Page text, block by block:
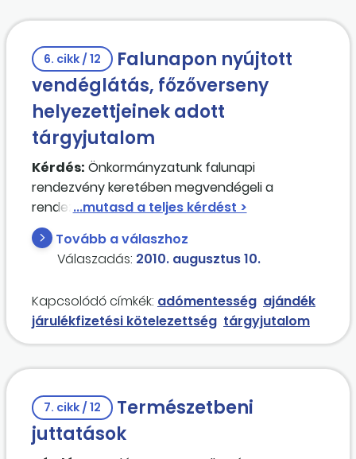
6. cikk / 12
Falunapon nyújtott
vendéglátás, főzőverseny
helyezettjeinek adott
tárgyjutalom
Kérdés: Önkormányzatunk falunapi
rendezvény keretében megvendégeli a
rendezvényen részt vevő lakosságot, a
főzőversenyen részt vevőket (helyezetteket)
pedig tárgyjutalomban részesíti. Milyen
adó- és járulékfizetési kötelezettségünk van?
Tovább a válaszhoz
Válaszadás: 2010. augusztus 10.
Kapcsolódó címkék: adómentesség ajándék
járulékfizetési kötelezettség tárgyjutalom
7. cikk / 12
Természetbeni
juttatások